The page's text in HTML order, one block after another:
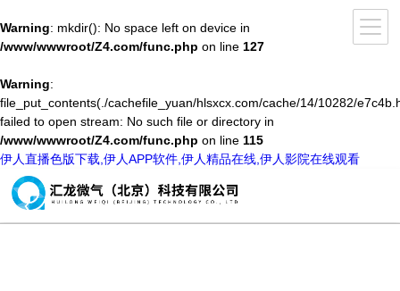
Warning: mkdir(): No space left on device in
/www/wwwroot/Z4.com/func.php on line 127
Warning:
file_put_contents(./cachefile_yuan/hlsxcx.com/cache/14/10282/
failed to open stream: No such file or directory in
/www/wwwroot/Z4.com/func.php on line 115
伊人直播色版下载,伊人APP软件,伊人精品在线,伊人影院在线观看